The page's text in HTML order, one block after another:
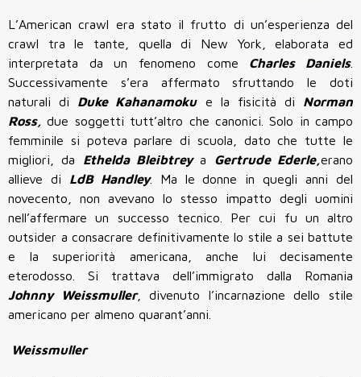
L’American crawl era stato il frutto di un’esperienza del
crawl tra le tante, quella di New York, elaborata ed
interpretata da un fenomeno come Charles Daniels.
Successivamente s’era affermato sfruttando le doti
naturali di Duke Kahanamokue la fisicità di Norman
Ross,due soggetti tutt’altro che canonici. Solo in campo
femminile si poteva parlare di scuola, dato che tutte le
migliori, da Ethelda Bleibtreya Gertrude Ederle,erano
allieve di LdB Handley. Ma le donne in quegli anni del
novecento, non avevano lo stesso impatto degli uomini
nell’affermare un successo tecnico. Per cui fu un altro
outsider a consacrare definitivamente lo stile a sei battute
e la superiorità americana, anche lui decisamente
eterodosso. Si trattava dell’immigrato dalla Romania
Johnny Weissmuller, divenuto l’incarnazione dello stile
americano per almeno quarant’anni.
Weissmuller